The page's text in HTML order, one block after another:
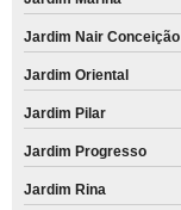
Jardim Nair Conceição
Jardim Oriental
Jardim Pilar
Jardim Progresso
Jardim Rina